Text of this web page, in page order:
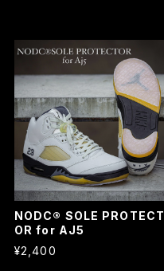
NODC® SOLE PROTECT
OR for AJ5
¥2,400